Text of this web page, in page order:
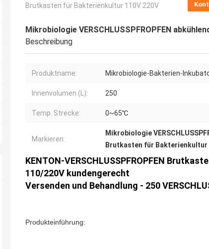
Brutkasten für Bakterienkultur 110V 220V
Mikrobiologie VERSCHLUSSPFROPFEN
Beschreibung
Produktname: Mikrobiologie-Bakterien-
Innenvolumen (L): 250
Temp. Strecke: 0~65℃
Markieren:
Mikrobiologie
Brutkasten für Bakterienkultur
KENTON-VERSCHLUSSPFROPFEN
110/220V kundengerecht
Versenden und Behandlung - 250
Produkteinführung: